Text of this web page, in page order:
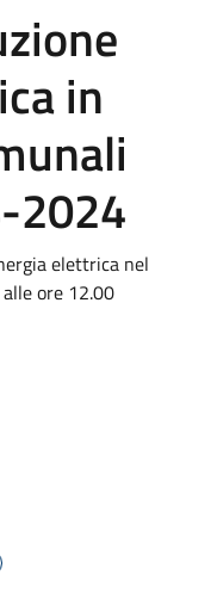
in
2024
elettrica nel
ore 12.00